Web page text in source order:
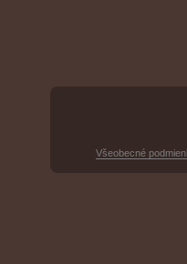
Všeobecné